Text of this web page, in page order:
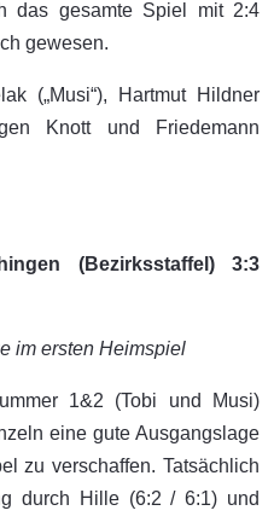
das gesamte Spiel mit 2:4
gewesen.
(„Musi“), Hartmut Hildner
Knott und Friedemann
(Bezirksstaffel) 3:3
im ersten Heimspiel
1&2 (Tobi und Musi)
eine gute Ausgangslage
zu verschaffen. Tatsächlich
durch Hille (6:2 / 6:1) und